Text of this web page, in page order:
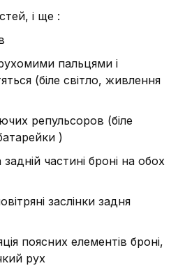
і ще :
пальцями і
(біле світло, живлення
репульсоров (біле
)
частині броні на обох
заслінки задня
поясних елементів броні,
рух